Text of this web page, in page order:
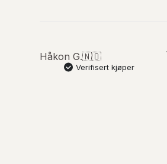
Håkon G.🇳🇴
Verifisert kjøper